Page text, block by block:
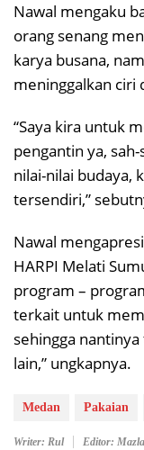
Nawal mengaku
orang senang
karya busana,
meninggalkan ciri
“Saya kira untuk
pengantin ya,
nilai-nilai budaya,
tersendiri,”
Nawal
HARPI Melati
program –
terkait untuk
sehingga
lain,” ungkapnya.
Medan Pakaian
Writer: Rul Editor: